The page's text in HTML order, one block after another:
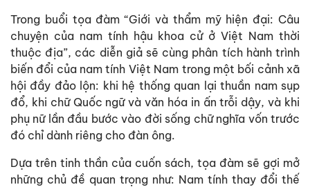
Trong buổi tọa đàm “Giới và thẩm mỹ hiện đại: Câu
chuyện của nam tính hậu khoa cử ở Việt Nam thời
thuộc địa”, các diễn giả sẽ cùng phân tích hành trình
biến đổi của nam tính Việt Nam trong một bối cảnh xã
hội đầy đảo lộn: khi hệ thống quan lại thuần nam sụp
đổ, khi chữ Quốc ngữ và văn hóa in ấn trỗi dậy, và khi
phụ nữ lần đầu bước vào đời sống chữ nghĩa vốn trước
đó chỉ dành riêng cho đàn ông.
Dựa trên tinh thần của cuốn sách, tọa đàm sẽ gợi mở
những chủ đề quan trọng như: Nam tính thay đổi thế